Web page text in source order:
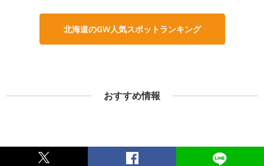
北海道のGW人気スポットランキング
おすすめ情報